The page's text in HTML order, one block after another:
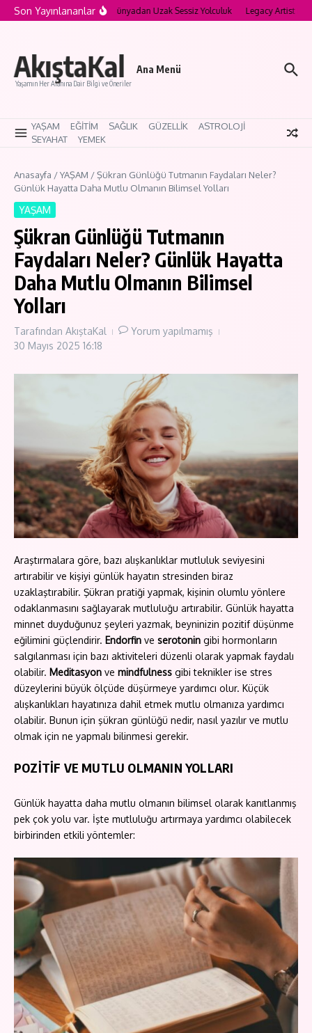
İçeriğe atla
Son Yayınlananlar
Saklı Köyleri: Modern Dünyadan Uzak Sessiz Yolculuk Legacy Artist
AkıştaKal
Yaşamın Her Alanına Dair Bilgi ve Öneriler
Ana Menü
YAŞAM EĞİTİM SAĞLIK GÜZELLİK
ASTROLOJİ
SEYAHAT
YEMEK
Anasayfa /YAŞAM /Şükran Günlüğü Tutmanın Faydaları Neler?
Günlük Hayatta Daha Mutlu Olmanın Bilimsel Yolları
YAŞAM
Şükran Günlüğü Tutmanın
Faydaları Neler? Günlük Hayatta
Daha Mutlu Olmanın Bilimsel
Yolları
Tarafından AkıştaKal
Yorum yapılmamış
30 Mayıs 2025 16:18
Araştırmalara göre, bazı alışkanlıklar mutluluk seviyesini
artırabilir ve kişiyi günlük hayatın stresinden biraz
uzaklaştırabilir. Şükran pratiği yapmak, kişinin olumlu yönlere
odaklanmasını sağlayarak mutluluğu artırabilir. Günlük hayatta
minnet duyduğunuz şeyleri yazmak, beyninizin pozitif düşünme
eğilimini güçlendirir. Endorfin ve serotonin gibi hormonların
salgılanması için bazı aktiviteleri düzenli olarak yapmak faydalı
olabilir. Meditasyon ve mindfulness gibi teknikler ise stres
düzeylerini büyük ölçüde düşürmeye yardımcı olur. Küçük
alışkanlıkları hayatınıza dahil etmek mutlu olmanıza yardımcı
olabilir. Bunun için şükran günlüğü nedir, nasıl yazılır ve mutlu
olmak için ne yapmalı bilinmesi gerekir.
POZİTİF VE MUTLU OLMANIN YOLLARI
Günlük hayatta daha mutlu olmanın bilimsel olarak kanıtlanmış
pek çok yolu var. İşte mutluluğu artırmaya yardımcı olabilecek
birbirinden etkili yöntemler: